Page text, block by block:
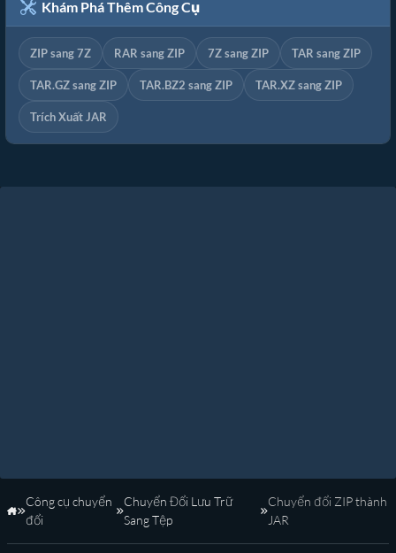
Khám Phá Thêm Công Cụ
ZIP sang 7Z RAR sang ZIP 7Z sang ZIP TAR sang ZIP
TAR.GZ sang ZIP TAR.BZ2 sang ZIP TAR.XZ sang ZIP
Trích Xuất JAR
Trang Chủ
Công cụ chuyển
đổi
Chuyển Đổi Lưu Trữ
Sang Tệp
Chuyển đổi ZIP thành
JAR